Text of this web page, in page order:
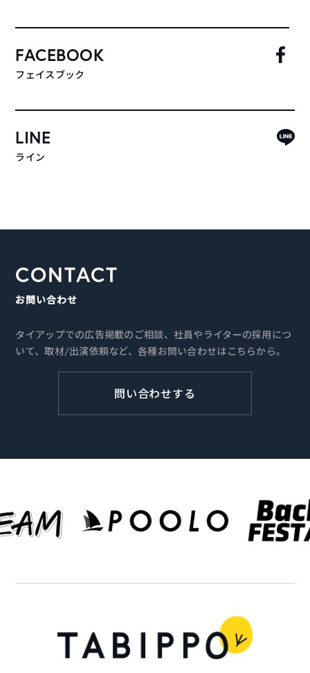
FACEBOOK
フェイスブック
LINE
ライン
CONTACT
お問い合わせ
タイアップでの広告掲載のご相談、社員やライターの採用につ
いて、取材/出演依頼など、各種お問い合わせはこちらから。
問い合わせする